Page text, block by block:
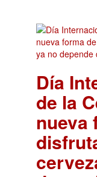
Día
de la
nueva